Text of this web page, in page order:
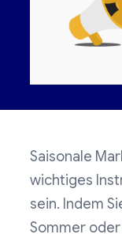
Saisonale
wichtiges
sein. Indem
Sommer oder